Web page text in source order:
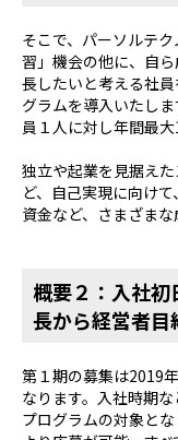
そこで、パーソルテ
習」機会の他に、自
長したいと考える社
グラムを導入いたし
員１人に対し年間最
独立や起業を見据え
ど、自己実現に向け
資金など、さまざまな
概要２：入社
長から経営者目
第１期の募集は2019
なります。入社時期
プログラムの対象と